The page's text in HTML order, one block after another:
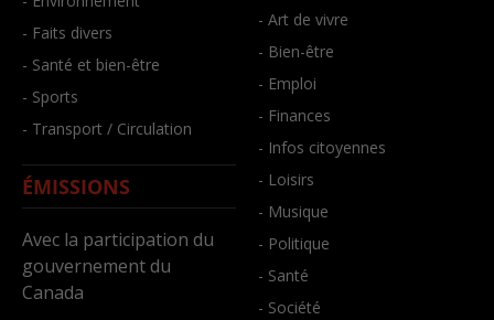
- Faits divers
- Santé et bien-être
- Sports
- Transport / Circulation
ÉMISSIONS
Avec la participation du
gouvernement du
Canada
- Art de vivre
- Bien-être
- Emploi
- Finances
- Infos citoyennes
- Loisirs
- Musique
- Politique
- Santé
- Société